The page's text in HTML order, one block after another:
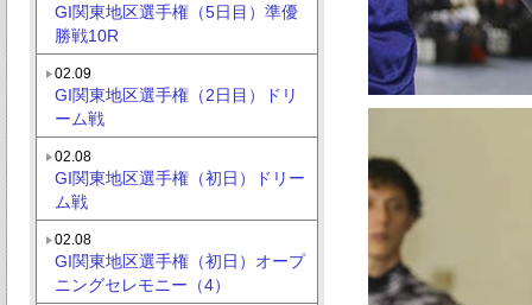
GI関東地区選手権（5日目）準優
勝戦10R
02.09
GI関東地区選手権（2日目）ドリ
ーム戦
02.08
GI関東地区選手権（初日）ドリー
ム戦
02.08
GI関東地区選手権（初日）オープ
ニングセレモニー（4）